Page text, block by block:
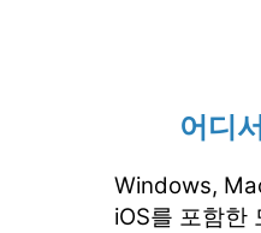
어디
Windows,
iOS를 포함한